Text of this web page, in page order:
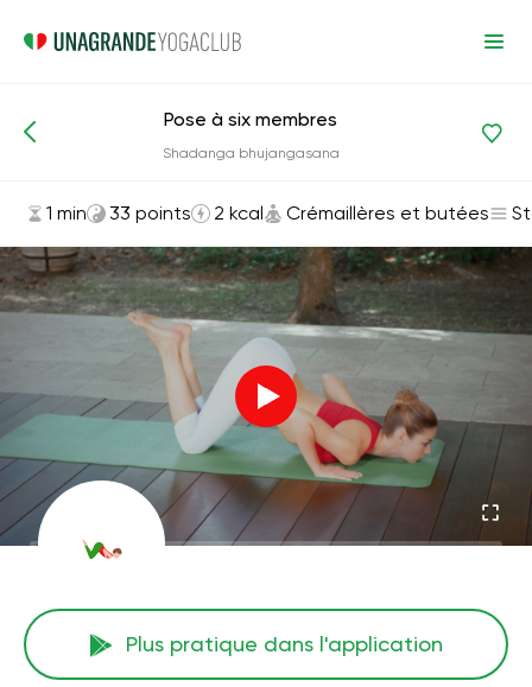
Asanas et exercices Crémaillères et butées
Pose à six membres
Shadanga bhujangasana
1 min 33 points 2 kcal Crémaillères et butées
Plus pratique dans l'application